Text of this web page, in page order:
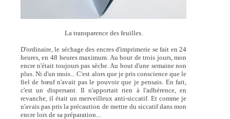
La transparence des feuilles.
D'ordinaire, le séchage des encres d'imprimerie se fait en 24
heures, en 48 heures maximum. Au bout de trois jours, mon
encre n'était toujours pas sèche. Au bout d'une semaine non
plus. Ni d'un mois... C'est alors que je pris conscience que le
fiel de bœuf n'avait pas le pouvoir que je pensais. En fait,
c'est un dispersant. Il n'apportait rien à l'adhérence, en
revanche, il était un merveilleux anti-siccatif. Et comme je
n'avais pas pris la précaution de mettre du siccatif dans mon
encre lors de sa préparation...